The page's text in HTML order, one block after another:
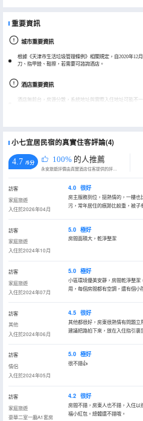
重要資訊
城市重要資訊
根據《天津市生活垃圾管理條例》相關規定，自2020年12
刀、指甲銼、鞋擦，若需要可諮詢酒店。
酒店重要資訊
酒店無前台，房源分散，系統地址與實際入住地址可能不
小七宜居民宿的真實住客評論(4)
4.7 /5分 100% 的人推薦
永安旅遊評價由真實酒店住客提供的評價。
訪客
家庭旅遊
入住於2026年04月
4.0 很好
房主服務到位，挺熱情的，一樓
污，常年居住的痕跡比較重，被子
訪客
家庭旅遊
入住於2024年10月
5.0 極好
房間面積大，乾淨整潔
訪客
家庭旅遊
入住於2024年07月
5.0 極好
小區環境優美安靜，房間乾淨整
用，每個房間都有空調，還有個
訪客
其他
入住於2024年06月
4.5 很好
其他都很好，房東很熱情有問題立
建議把路拍下來，放在入住指引裏
訪客
情侶
入住於2024年05月
5.0 極好
很不錯👍
訪客
家庭旅遊
豪華二室一廳A1套房
4.2 很好
房間不錯，房東人也不錯，入住
福小紅包。總體還不錯哦。